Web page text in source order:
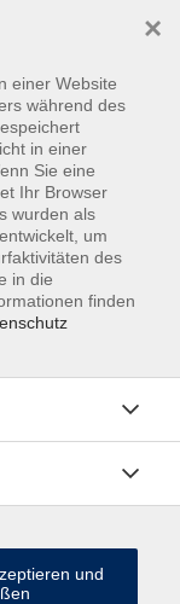
einer Website
während des
in einer
Sie eine
Ihr Browser
wurden als
um
des
in die
finden
×
und